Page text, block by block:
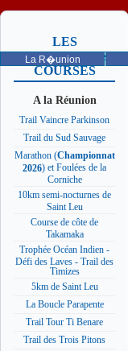
La R�union
LES
PROCHAINES
COURSES
A la Réunion
Trail Vaincre Parkinson
Trail du Sud Sauvage
Marathon (Championnat
2026) et Foulées de la
Corniche
10km semi-nocturnes de
Saint Leu
Course de côte de
Takamaka
Trophée Océan Indien -
Défi des Laves - Trail des
Timizes
5km de Saint Leu
La Boucle Parapente
Trail Tour Ti Benare
Trail des Trois Pitons